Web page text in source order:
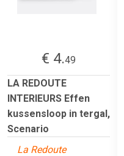
€ 4.49
LA REDOUTE
INTERIEURS Effen
kussensloop in tergal,
Scenario
La Redoute